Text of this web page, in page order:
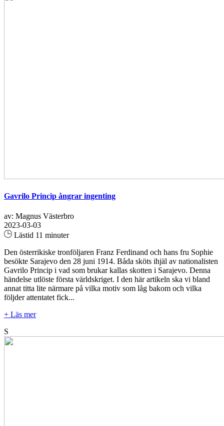
Gavrilo Princip ångrar ingenting
av: Magnus Västerbro
2023-03-03
Lästid 11 minuter
Den österrikiske tronföljaren Franz Ferdinand och hans fru Sophie
besökte Sarajevo den 28 juni 1914. Båda sköts ihjäl av nationalisten
Gavrilo Princip i vad som brukar kallas skotten i Sarajevo. Denna
händelse utlöste första världskriget. I den här artikeln ska vi bland
annat titta lite närmare på vilka motiv som låg bakom och vilka
följder attentatet fick...
+ Läs mer
S